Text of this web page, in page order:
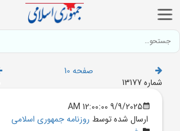
صفحه 10
شماره 13177
9/9/2025 12:00:00 AM
ارسال شده توسط روزنامه جمهوری اسلامی